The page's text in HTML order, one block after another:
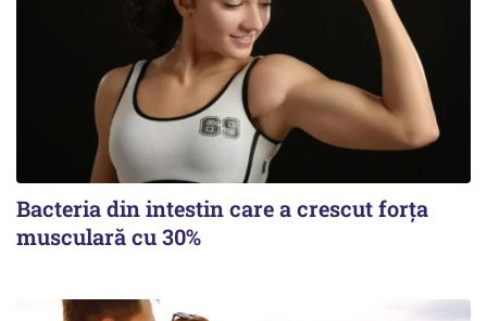
Bacteria din intestin care a crescut forța
musculară cu 30%